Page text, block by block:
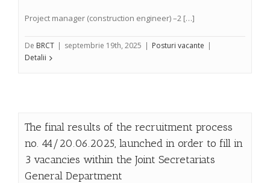
Project manager (construction engineer) –2 […]
De BRCT | septembrie 19th, 2025 | Posturi vacante |
Detalii
The final results of the recruitment process
no. 44/20.06.2025, launched in order to fill in
3 vacancies within the Joint Secretariats
General Department